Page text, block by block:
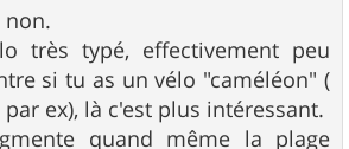
non.
très typé, effectivement peu
si tu as un vélo "caméléon" (
ex), là c'est plus intéressant.
quand même la plage